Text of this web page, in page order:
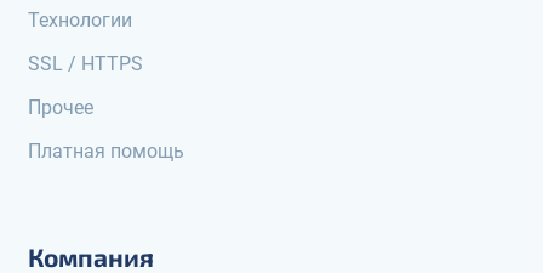
Технологии
SSL / HTTPS
Прочее
Платная помощь
Компания